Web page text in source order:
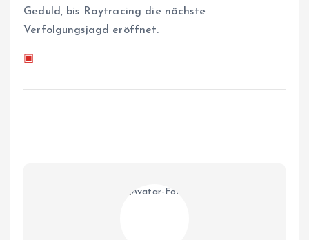
Geduld, bis Raytracing die nächste
Verfolgungsjagd eröffnet.
▣